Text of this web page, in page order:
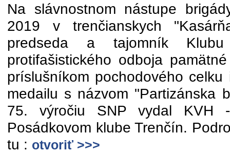
Na slávnostnom nástupe
2019 v trenčianskych
predseda a tajomník Klubu
protifašistického odboja
príslušníkom pochodového celku
medailu s názvom "Partizánska
75. výročiu SNP vydal KVH
Posádkovom klube Trenčín.
tu : otvoriť >>>